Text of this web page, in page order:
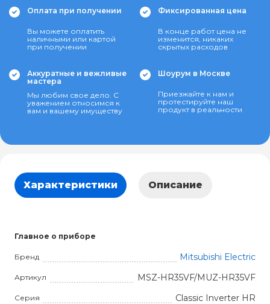
Оплата при получении
Вы можете оплатить
наличными или картой
при получении
Фиксированная цена
В конце работ цена не
изменится, никаких
скрытых расходов
Аккуратные и вежливые
мастера
Мы любим свое дело. С
уважением относимся к
вам и вашему имуществу
Шоурум в Москве
Приезжайте к нам и
протестируйте наш
продукт в реальности
Характеристики Описание
Главное о приборе
Бренд Mitsubishi Electric
Артикул MSZ-HR35VF/MUZ-HR35VF
Серия Classic Inverter HR